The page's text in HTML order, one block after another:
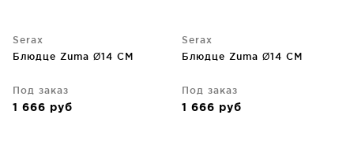
Serax
Блюдце Zuma Ø14 CM
Под заказ
1 666 руб
Serax
Блюдце Zuma Ø14 CM
Под заказ
1 666 руб